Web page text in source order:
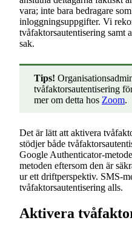
vara; inte bara bedragare
inloggningsuppgifter. Vi
tvåfaktorsautentisering samt
sak.
Tips!
tvåfaktorsautentisering
mer om detta hos Zoom.
Det är lätt att aktivera
stödjer både
Google Authenticator-
metoden eftersom den är
ur ett driftperspektiv. SMS-
tvåfaktorsautentisering alls.
Aktivera